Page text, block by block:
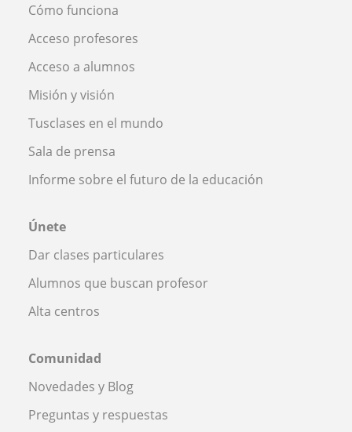
Cómo funciona
Acceso profesores
Acceso a alumnos
Misión y visión
Tusclases en el mundo
Sala de prensa
Informe sobre el futuro de la educación
Únete
Dar clases particulares
Alumnos que buscan profesor
Alta centros
Comunidad
Novedades y Blog
Preguntas y respuestas